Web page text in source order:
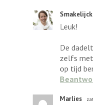
Leuk!
De
zelfs
op tijd
Marlies